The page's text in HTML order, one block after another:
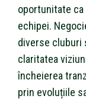
oportunitate ca
echipei.
diverse cluburi
claritatea
încheierea
prin evoluțiile